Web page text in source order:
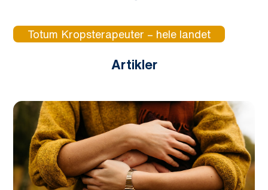
Totum Kropsterapeuter – hele landet
Artikler